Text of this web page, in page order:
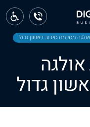
מסכמת סיבוב ראשון גדול
גדול